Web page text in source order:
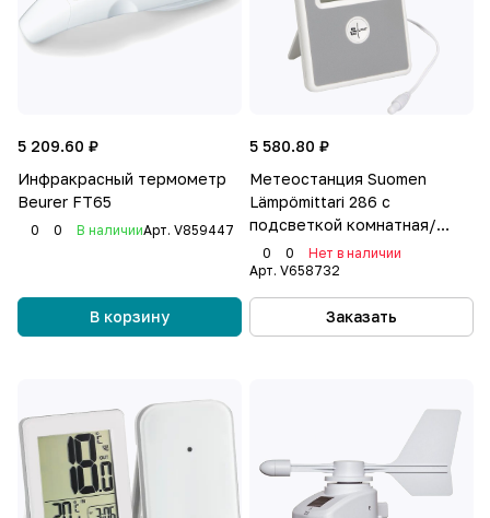
5 209.60 ₽
Инфракрасный термометр
Beurer FT65
0 0 В наличииАрт. V859447
В корзину
5 580.80 ₽
Метеостанция Suomen
Lämpömittari 286 с
подсветкой комнатная/
уличная
0 0
Нет в наличии
Арт. V658732
Заказать